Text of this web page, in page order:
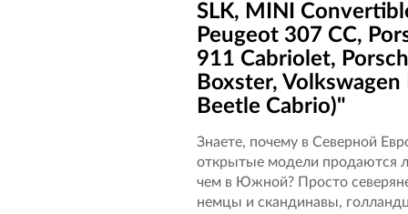
SLK, MINI
Peugeot 307 CC,
911 Cabriolet,
Boxster, Volkswagen
Beetle Cabrio)"
Знаете, почему в Северной
открытые модели продаются
чем в Южной? Просто
немцы и скандинавы,